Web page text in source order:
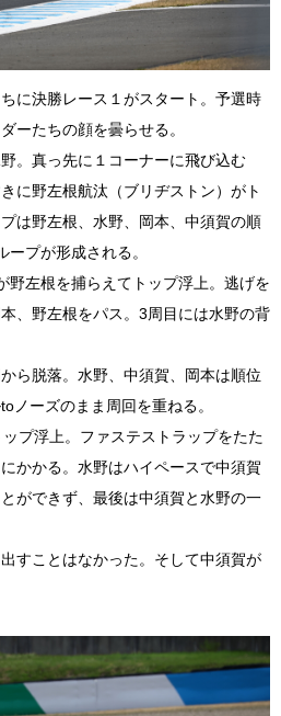
に決勝レース１がスタート。予選時
ーたちの顔を曇らせる。
。真っ先に１コーナーに飛び込む
に野左根航汰（ブリヂストン）がト
は野左根、水野、岡本、中須賀の順
プが形成される。
左根を捕らえてトップ浮上。逃げを
、野左根をパス。3周目には水野の背
ら脱落。水野、中須賀、岡本は順位
ノーズのまま周回を重ねる。
プ浮上。ファステストラップをたた
かかる。水野はハイペースで中須賀
ができず、最後は中須賀と水野の一
すことはなかった。そして中須賀が